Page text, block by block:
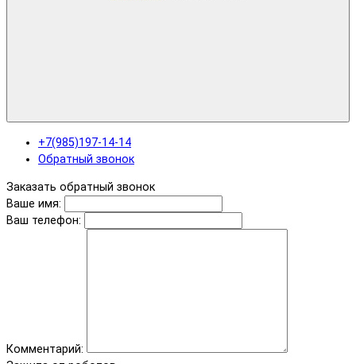
+7(985)197-14-14
Обратный звонок
Заказать обратный звонок
Ваше имя:
Ваш телефон:
Комментарий: